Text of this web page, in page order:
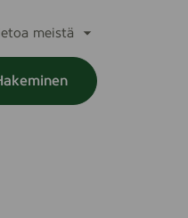
meistä
alavalikko